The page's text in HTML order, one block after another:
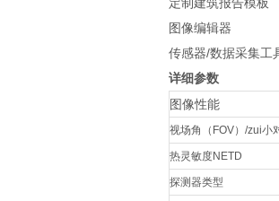
图像编辑器
传感器/数据采集工
详细参数
图像性能
视场角（FOV）/zui小
热灵敏度NETD
探测器类型